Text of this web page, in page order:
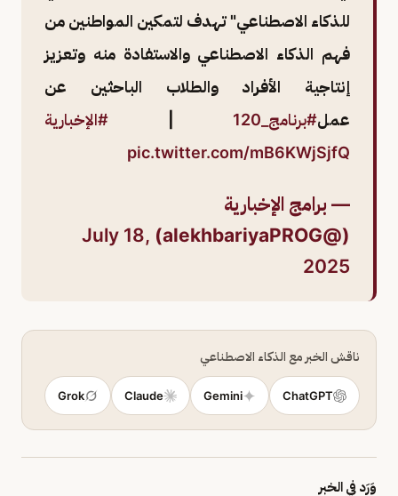
للذكاء الاصطناعي" تهدف لتمكين المواطنين من
فهم الذكاء الاصطناعي والاستفادة منه وتعزيز
إنتاجية الأفراد والطلاب الباحثين عن
عمل#برنامج_120
#الإخبارية
pic.twitter.com/mB6KWjSjfQ
— برامج الإخبارية
(@alekhbariyaPROG)
July 18,
2025
ناقش الخبر مع الذكاء الاصطناعي
ChatGPT
Gemini
Claude
Grok
وَرَد في الخبر